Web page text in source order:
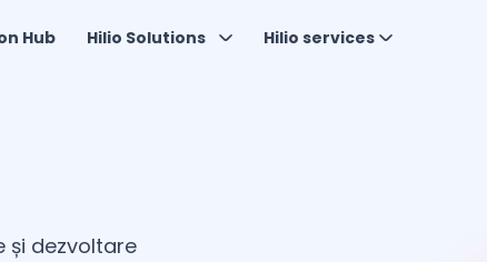
Hub Hilio Solutions Hilio services
și dezvoltare